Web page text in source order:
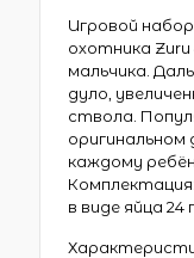
Игровой
охотника Zuru
мальчика.
дуло,
ствола.
каждому
в виде яйца 24